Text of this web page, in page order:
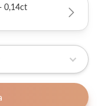
0,14ct